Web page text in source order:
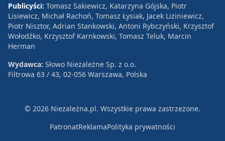
Publicyści: Tomasz Sakiewicz, Katarzyna Gójska, Piotr
Lisiewicz, Michał Rachoń, Tomasz Łysiak, Jacek Liziniewicz,
Piotr Nisztor, Adrian Stankowski, Antoni Rybczyński, Krzysztof
Wołodźko, Krzysztof Karnkowski, Tomasz Teluk, Marcin
Herman
Wydawca: Słowo Niezależne Sp. z o.o.
Filtrowa 63 / 43, 02-056 Warszawa, Polska
© 2026 Niezależna.pl. Wszystkie prawa zastrzeżone.
PatronatReklamaPolityka prywatności